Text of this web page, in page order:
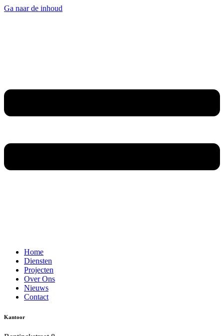
Ga naar de inhoud
Home
Diensten
Projecten
Over Ons
Nieuws
Contact
Kantoor